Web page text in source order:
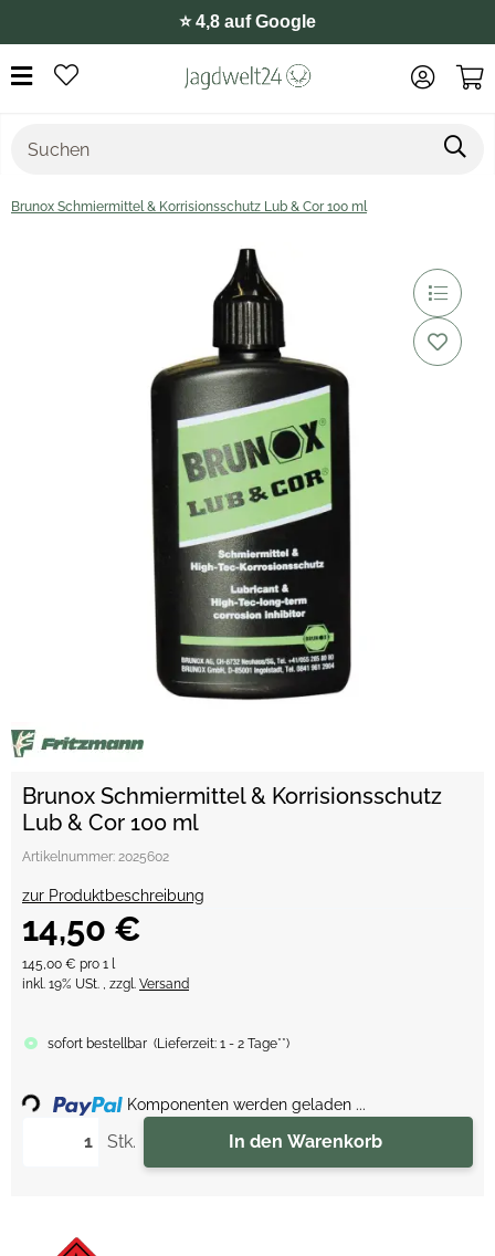
⭐️ 4,8 auf Google
Brunox Schmiermittel & Korrisionsschutz Lub & Cor 100 ml
Brunox Schmiermittel & Korrisionsschutz
Lub & Cor 100 ml
Artikelnummer: 2025602
zur Produktbeschreibung
14,50 €
145,00 € pro 1 l
inkl. 19% USt. , zzgl. Versand
sofort bestellbar (Lieferzeit: 1 - 2 Tage**)
Stk. In den Warenkorb
Loading... Komponenten werden geladen ...